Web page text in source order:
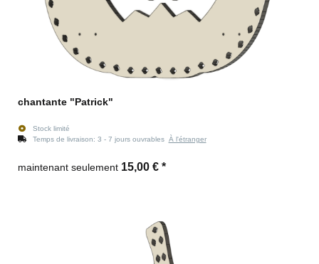
chantante "Patrick"
Stock limité
Temps de livraison: 3 - 7 jours ouvrables À l'étranger
maintenant seulement 15,00 € *